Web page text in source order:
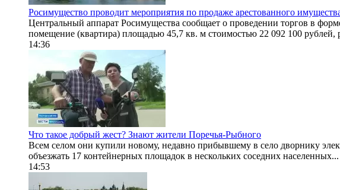
Росимущество проводит мероприятия по продаже арестованного
Центральный аппарат Росимущества сообщает о проведении торгов в
помещение (квартира) площадью 45,7 кв. м стоимостью 22 092 100 рублей,
14:36
Что такое добрый жест? Знают жители Поречья-Рыбного
Всем селом они купили новому, недавно прибывшему в село дворнику
объезжать 17 контейнерных площадок в нескольких соседних населенных...
14:53